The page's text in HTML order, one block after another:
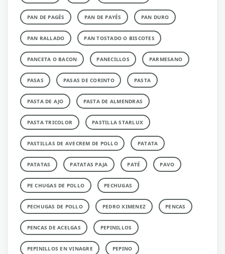
PAN DE PAGÉS PAN DE PAYÉS PAN DURO
PAN RALLADO PAN TOSTADO O BISCOTES
PANCETA O BACON PANECILLOS PARMESANO
PASAS PASAS DE CORINTO PASTA
PASTA DE AJO PASTA DE ALMENDRAS
PASTA TRICOLOR PASTILLA STARLUX
PASTILLAS DE AVECREM DE POLLO PATATA
PATATAS PATATAS PAJA PATÉ PAVO
PE CHUGAS DE POLLO PECHUGAS
PECHUGAS DE POLLO PEDRO XIMENEZ PENCAS
PENCAS DE ACELGAS PEPINILLOS
PEPINILLOS EN VINAGRE PEPINO